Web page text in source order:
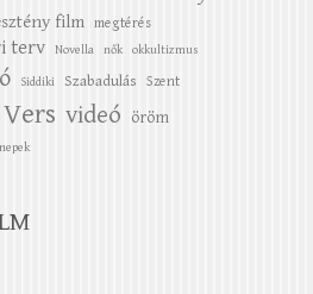
film megtérés
terv Novella nők okkultizmus
Siddiki Szabadulás Szent
Vers videó öröm